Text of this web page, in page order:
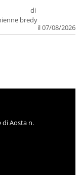
di
bredy
il 07/08/2026
Aosta n.